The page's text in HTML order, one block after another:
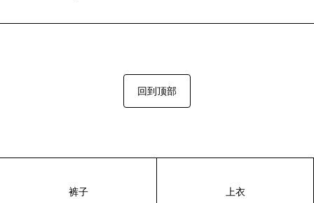
回到顶部
裤子 上衣